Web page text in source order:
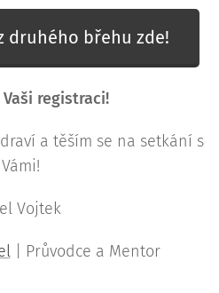
druhého břehu zde!
registraci!
a těším se na setkání s
Vámi!
Vojtek
| Průvodce a Mentor